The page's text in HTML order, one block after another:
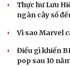
Thực hư Lưu
ngàn cây số
Vì sao Marvel
Điều gì khiến
pop sau 10